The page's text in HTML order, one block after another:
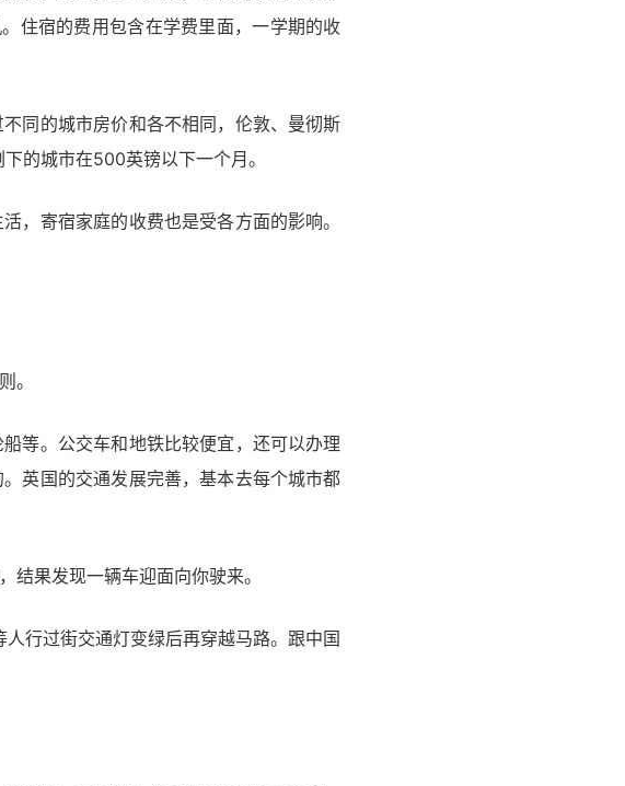
住宿的费用包含在学费里面，一学期的收
同的城市房价和各不相同，伦敦、曼彻斯
的城市在500英镑以下一个月。
，寄宿家庭的收费也是受各方面的影响。
。
等。公交车和地铁比较便宜，还可以办理
英国的交通发展完善，基本去每个城市都
果发现一辆车迎面向你驶来。
行过街交通灯变绿后再穿越马路。跟中国